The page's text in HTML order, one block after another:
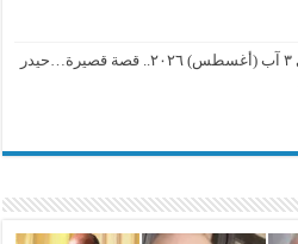
بغضُ مِنْ ذكرى ٣ آب (أغسطس) ٢٠٢٦.. قصة قصيرة…حيدر